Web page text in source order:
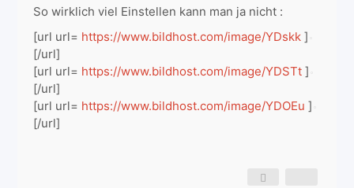
So wirklich viel Einstellen kann man ja nicht :
[url url= https://www.bildhost.com/image/YDskk ]
[/url]
[url url= https://www.bildhost.com/image/YDSTt ]
[/url]
[url url= https://www.bildhost.com/image/YDOEu ]
[/url]